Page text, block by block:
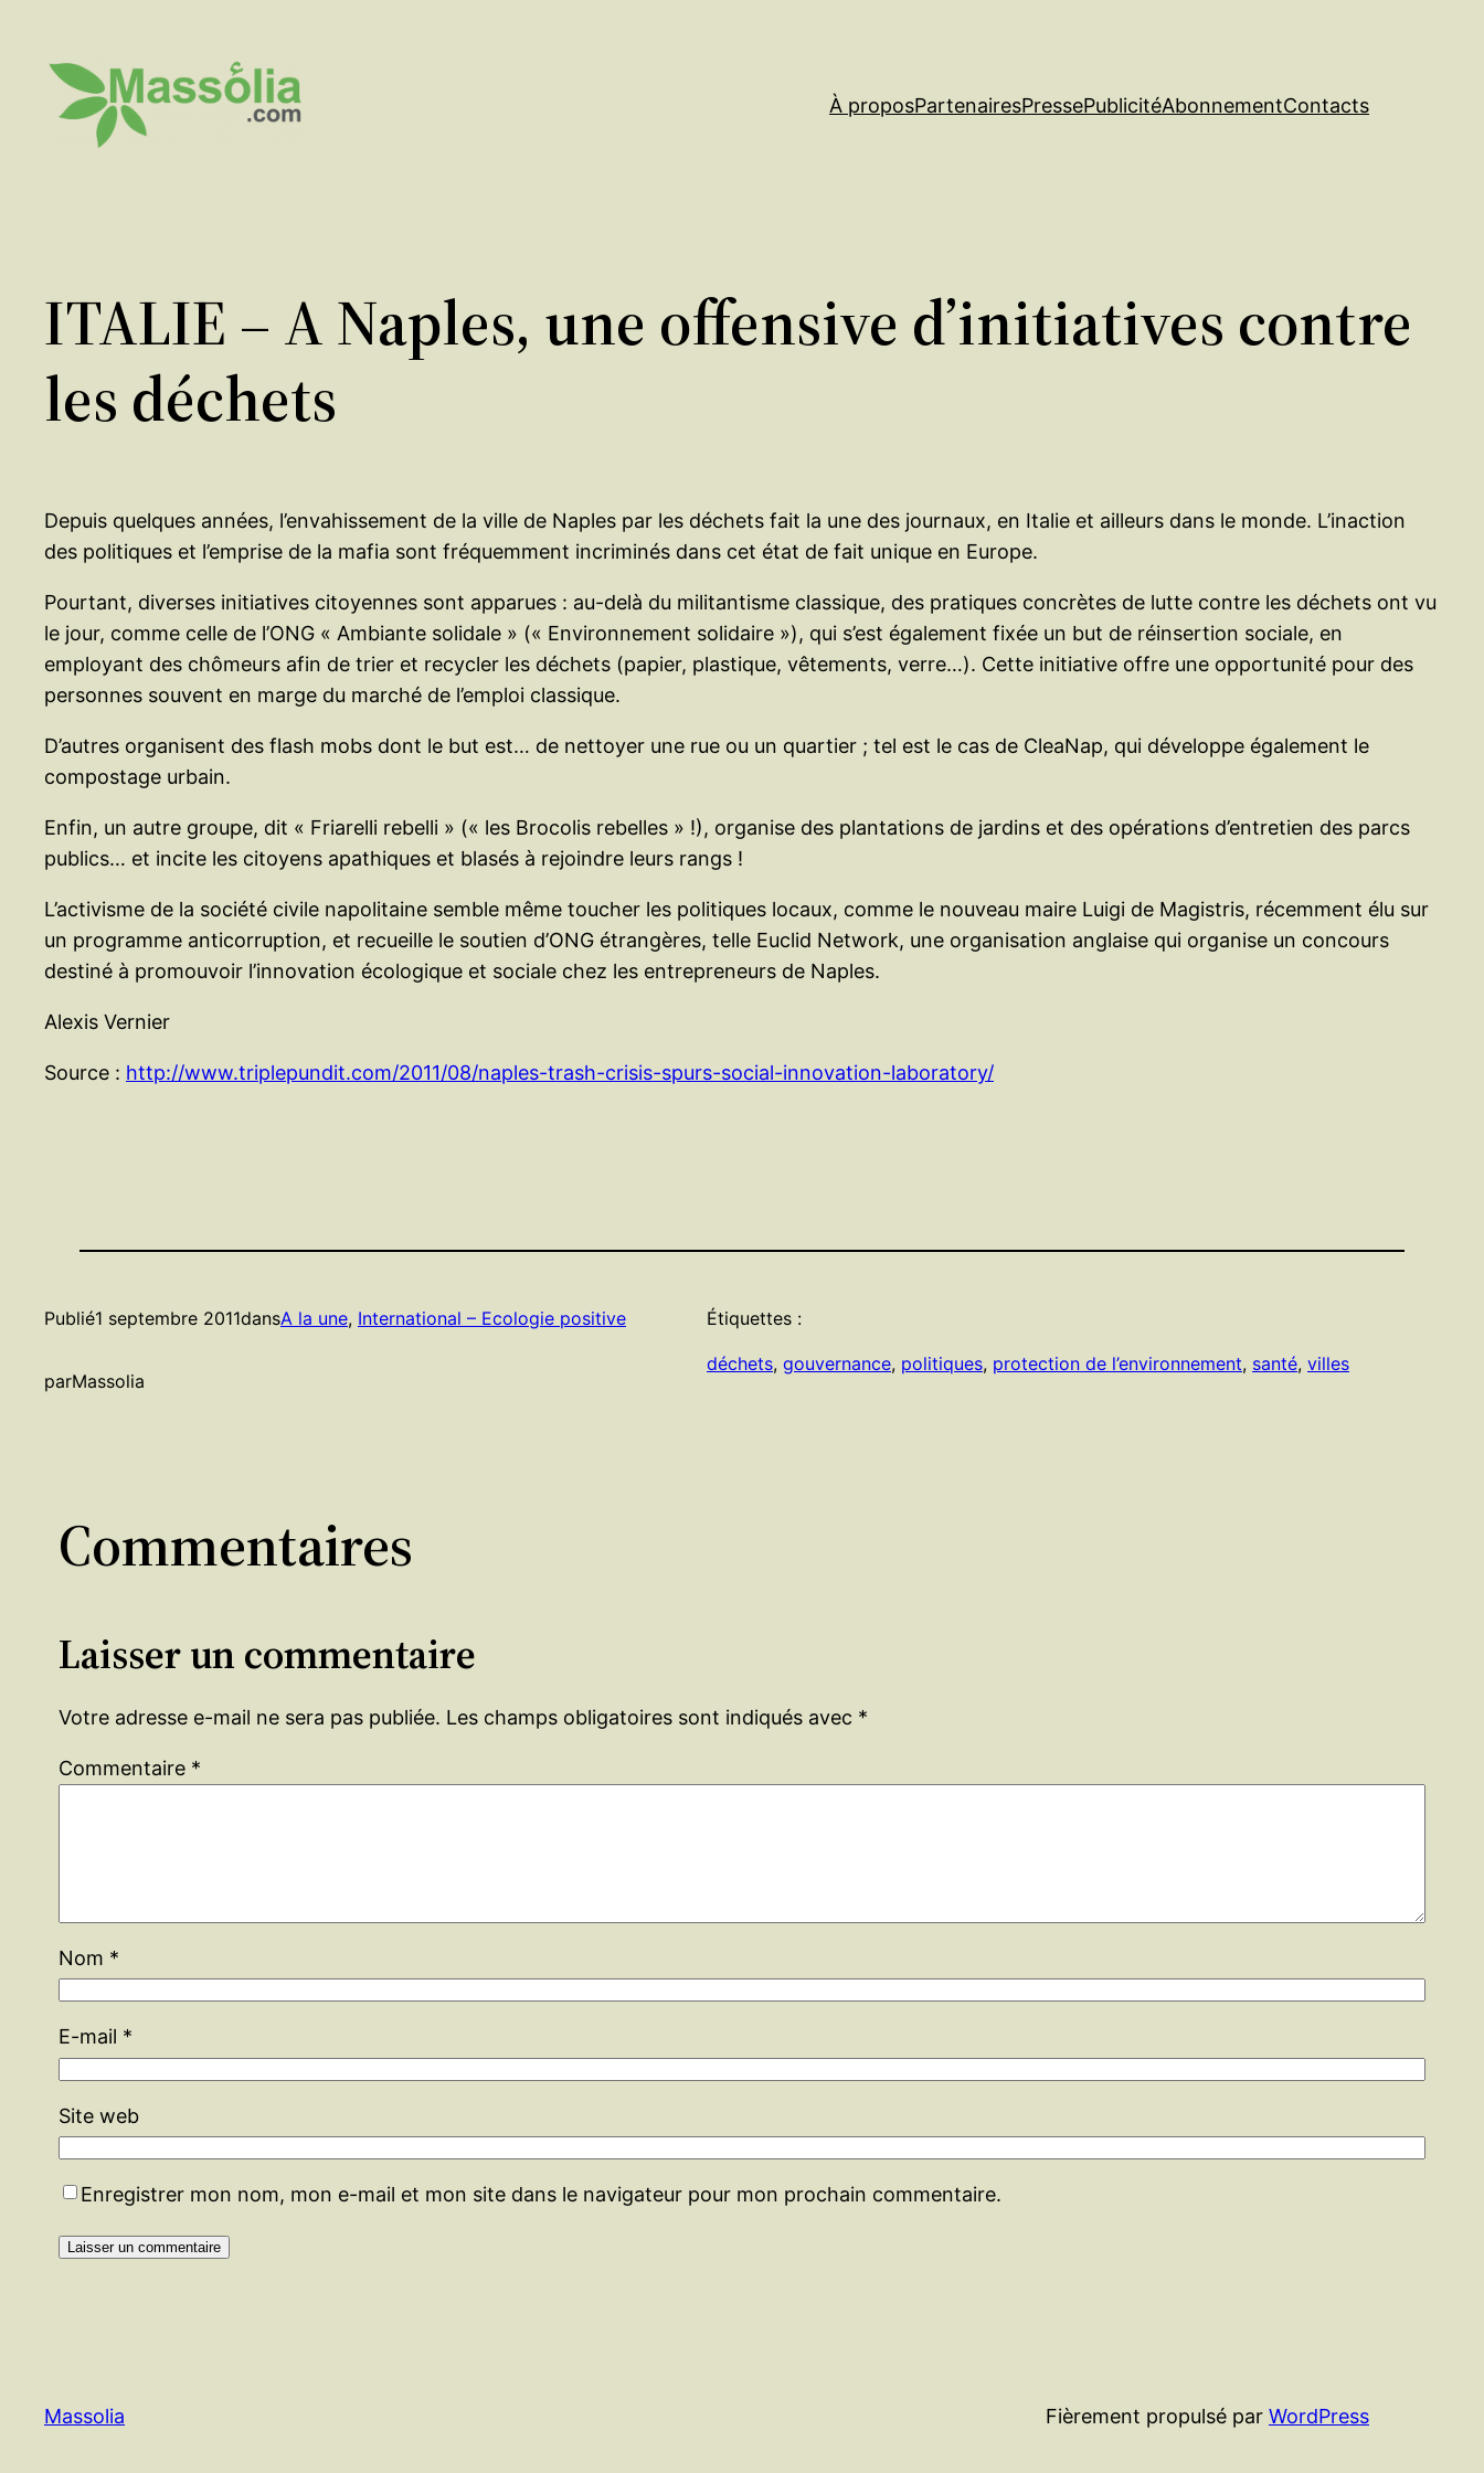
contenu
À proposPartenairesPressePublicitéAbonnementContacts
ITALIE – A Naples, une offensive d’initiatives contre
les déchets
Depuis quelques années, l’envahissement de la ville de Naples par les déchets fait la une des journaux, en Italie et ailleurs dans le monde. L’inaction
des politiques et l’emprise de la mafia sont fréquemment incriminés dans cet état de fait unique en Europe.
Pourtant, diverses initiatives citoyennes sont apparues : au-delà du militantisme classique, des pratiques concrètes de lutte contre les déchets ont vu
le jour, comme celle de l’ONG « Ambiante solidale » (« Environnement solidaire »), qui s’est également fixée un but de réinsertion sociale, en
employant des chômeurs afin de trier et recycler les déchets (papier, plastique, vêtements, verre…). Cette initiative offre une opportunité pour des
personnes souvent en marge du marché de l’emploi classique.
D’autres organisent des flash mobs dont le but est… de nettoyer une rue ou un quartier ; tel est le cas de CleaNap, qui développe également le
compostage urbain.
Enfin, un autre groupe, dit « Friarelli rebelli » (« les Brocolis rebelles » !), organise des plantations de jardins et des opérations d’entretien des parcs
publics… et incite les citoyens apathiques et blasés à rejoindre leurs rangs !
L’activisme de la société civile napolitaine semble même toucher les politiques locaux, comme le nouveau maire Luigi de Magistris, récemment élu sur
un programme anticorruption, et recueille le soutien d’ONG étrangères, telle Euclid Network, une organisation anglaise qui organise un concours
destiné à promouvoir l’innovation écologique et sociale chez les entrepreneurs de Naples.
Alexis Vernier
Source : http://www.triplepundit.com/2011/08/naples-trash-crisis-spurs-social-innovation-laboratory/
Publié1 septembre 2011dansA la une, International – Ecologie positive
parMassolia
Étiquettes :
déchets, gouvernance, politiques, protection de l’environnement, santé, villes
Commentaires
Laisser un commentaire
Votre adresse e-mail ne sera pas publiée. Les champs obligatoires sont indiqués avec *
Commentaire *
Nom *
E-mail *
Site web
Enregistrer mon nom, mon e-mail et mon site dans le navigateur pour mon prochain commentaire.
Massolia Fièrement propulsé par WordPress